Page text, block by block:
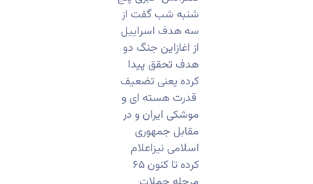
شنبه شب گفت از
سه هدف اسراییل
از اغازاین جنگ دو
هدف تحقق پیدا
کرده یعنی تضعیف
قدرت هسته ای و
موشکی ایران و در
مقابل جمهوری
اسلامی نیزاعلام
کرده تا کنون ۶۵